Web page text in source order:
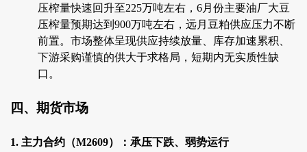
压榨量快速回升至225万吨左右，6月份主要油厂大豆
压榨量预期达到900万吨左右，远月豆粕供应压力不断
前置。市场整体呈现供应持续放量、库存加速累积、
下游采购谨慎的供大于求格局，短期内无实质性缺
口。
四、期货市场
1. 主力合约（M2609）：承压下跌、弱势运行